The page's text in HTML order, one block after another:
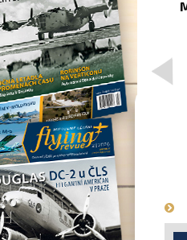
Projekt nadzvukového
letounu X-59 QueSST
směřuje k prvnímu letu